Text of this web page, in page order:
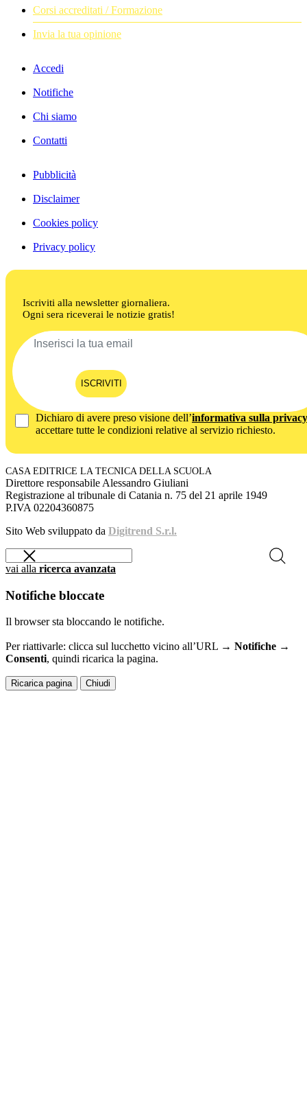
Corsi accreditati / Formazione
Invia la tua opinione
Accedi
Notifiche
Chi siamo
Contatti
Pubblicità
Disclaimer
Cookies policy
Privacy policy
Iscriviti alla newsletter giornaliera.
Ogni sera riceverai le notizie gratis!
ISCRIVITI
Dichiaro di avere preso visione dell’informativa sulla privacy
accettare tutte le condizioni relative al servizio richiesto.
CASA EDITRICE LA TECNICA DELLA SCUOLA
Direttore responsabile Alessandro Giuliani
Registrazione al tribunale di Catania n. 75 del 21 aprile 1949
P.IVA 02204360875
Sito Web sviluppato da Digitrend S.r.l.
vai alla ricerca avanzata
Notifiche bloccate
Il browser sta bloccando le notifiche.
Per riattivarle: clicca sul lucchetto vicino all’URL → Notifiche →
Consenti, quindi ricarica la pagina.
Ricarica pagina Chiudi